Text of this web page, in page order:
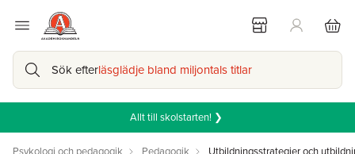
Sök efterläsglädje bland miljontals titlar
Allt till skolstarten! ❯